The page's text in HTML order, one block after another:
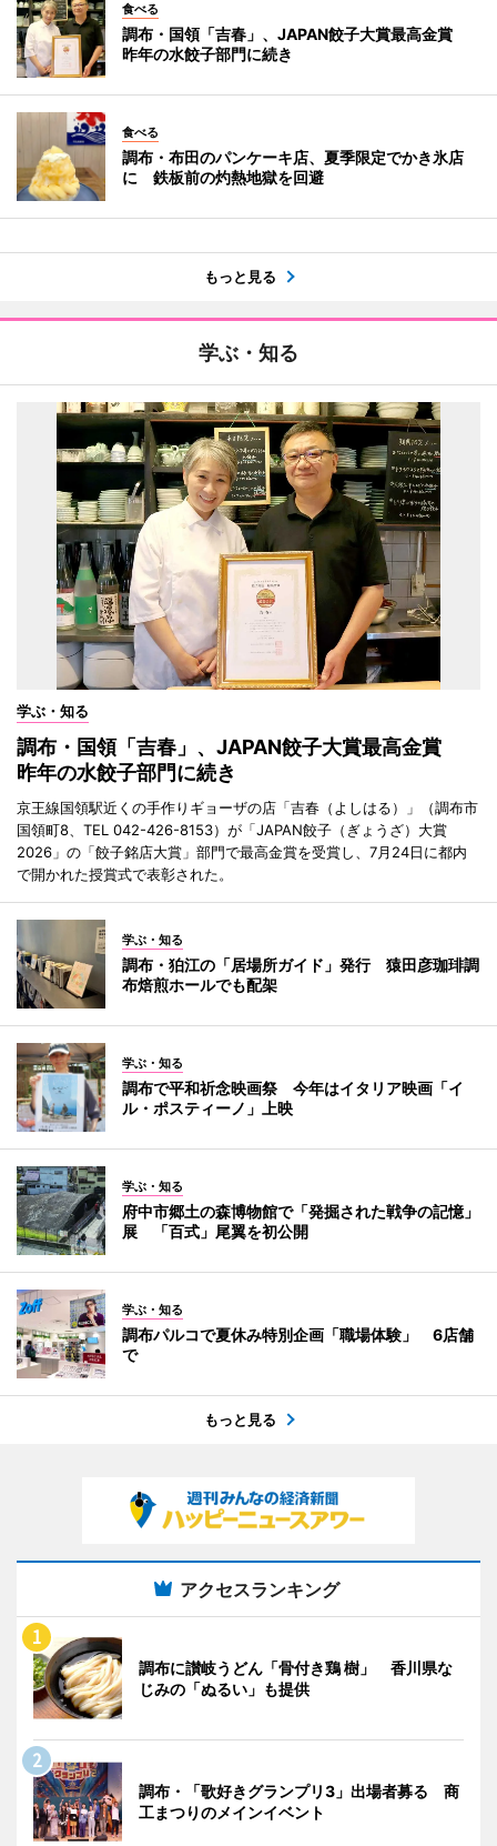
食べる
調布・国領「吉春」、JAPAN餃子大賞最高金賞
昨年の水餃子部門に続き
食べる
調布・布田のパンケーキ店、夏季限定でかき氷店
に 鉄板前の灼熱地獄を回避
もっと見る
学ぶ・知る
学ぶ・知る
調布・国領「吉春」、JAPAN餃子大賞最高金賞
昨年の水餃子部門に続き
京王線国領駅近くの手作りギョーザの店「吉春（よしはる）」（調布市
国領町8、TEL 042-426-8153）が「JAPAN餃子（ぎょうざ）大賞
2026」の「餃子銘店大賞」部門で最高金賞を受賞し、7月24日に都内
で開かれた授賞式で表彰された。
学ぶ・知る
調布・狛江の「居場所ガイド」発行 猿田彦珈琲調
布焙煎ホールでも配架
学ぶ・知る
調布で平和祈念映画祭 今年はイタリア映画「イ
ル・ポスティーノ」上映
学ぶ・知る
府中市郷土の森博物館で「発掘された戦争の記憶」
展 「百式」尾翼を初公開
学ぶ・知る
調布パルコで夏休み特別企画「職場体験」 6店舗
で
もっと見る
アクセスランキング
調布に讃岐うどん「骨付き鶏 樹」 香川県な
じみの「ぬるい」も提供
調布・「歌好きグランプリ3」出場者募る 商
工まつりのメインイベント